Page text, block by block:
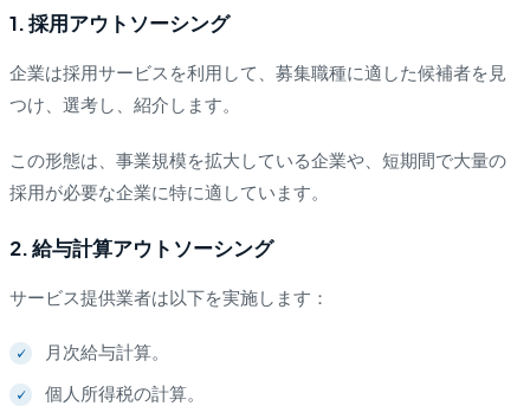
1. 採用アウトソーシング
企業は採用サービスを利用して、募集職種に適した候補者を見
つけ、選考し、紹介します。
この形態は、事業規模を拡大している企業や、短期間で大量の
採用が必要な企業に特に適しています。
2. 給与計算アウトソーシング
サービス提供業者は以下を実施します：
月次給与計算。
個人所得税の計算。